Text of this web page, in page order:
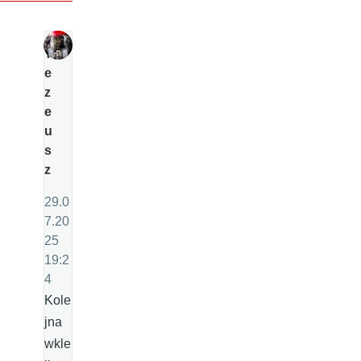
T
e
z
e
u
s
z
29.0
7.20
25
19:2
4
Kole
jna
wkle